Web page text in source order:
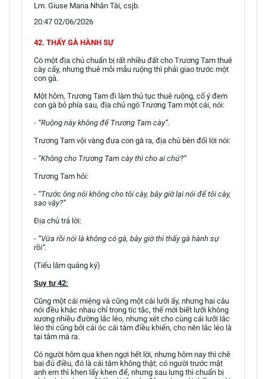
Lm. Giuse Maria Nhân Tài, csjb.
20:47 02/06/2026
42. THẤY GÀ HÀNH SỰ
Có một địa chủ chuẩn bị rất nhiều đất cho Trương Tam thuê
cày cấy, nhưng thuê mỗi mẫu ruộng thì phải giao trước một
con gà.
Một hôm, Trương Tam đi làm thủ tục thuê ruộng, cố ý đem
con gà bỏ phía sau, địa chủ ngó Trương Tam một cái, nói:
- “Ruộng này không để Trương Tam cày”.
Trương Tam vội vàng đưa con gà ra, địa chủ bèn đổi lời nói:
- “Không cho Trương Tam cày thì cho ai chứ?”
Trương Tam hỏi:
- “Trước ông nói không cho tôi cày, bây giờ lại nói để tôi cày,
sao vậy?”
Địa chủ trả lời:
- “Vừa rồi nói là không có gà, bây giờ thì thấy gà hành sự
rồi”.
(Tiếu lâm quảng ký)
Suy tư 42:
Cũng một cái miệng và cũng một cái lưỡi ấy, nhưng hai câu
nói đều khác nhau chỉ trong tíc tắc, thế mới biết lưỡi không
xương nhiều đường lắc léo, nhưng xét cho cùng cái lưỡi lắc
léo thì cũng bởi cái óc cái tâm điều khiển, cho nên lắc léo là
tại tâm mà ra.
Có người hôm qua khen ngợi hết lời, nhưng hôm nay thì chê
bai đủ điều, đó là cái tâm không thật; có người trước mặt
anh em thì khen lấy khen để, nhưng sau lưng thì chuẩn bị